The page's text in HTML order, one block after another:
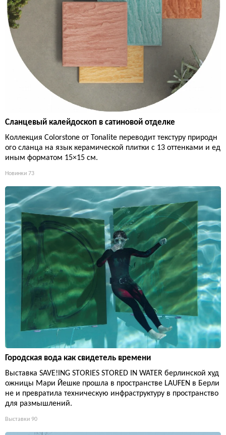
Сланцевый калейдоскоп в сатиновой отделке
Коллекция Colorstone от Tonalite переводит текстуру природн
ого сланца на язык керамической плитки с 13 оттенками и ед
иным форматом 15×15 см.
Новинки 73
Городская вода как свидетель времени
Выставка SAVE!ING STORIES STORED IN WATER берлинской худ
ожницы Мари Йешке прошла в пространстве LAUFEN в Берли
не и превратила техническую инфраструктуру в пространство
для размышлений.
Выставки 90